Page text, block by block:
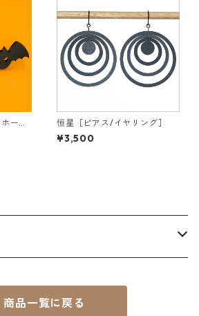
ール
恒星［ピアス/イヤリング］
¥3,500
商品一覧に戻る